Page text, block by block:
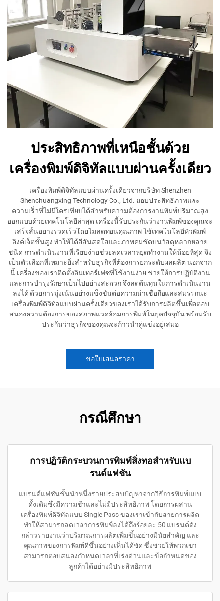
ประสิทธิภาพที่เหนือชั้นด้วย
เครื่องพิมพ์ดิจิทัลแบบผ่านครั้งเดียว
เครื่องพิมพ์ดิจิทัลแบบผ่านครั้งเดียวจากบริษัท Shenzhen
Shenchuangxing Technology Co., Ltd. มอบประสิทธิภาพและ
ความเร็วที่ไม่มีใครเทียบได้สำหรับความต้องการงานพิมพ์ปริมาณสูง
ออกแบบด้วยเทคโนโลยีล่าสุด เครื่องนี้รับประกันว่างานพิมพ์ของคุณจะ
เสร็จสิ้นอย่างรวดเร็วโดยไม่ลดทอนคุณภาพ ใช้เทคโนโลยีหัวพิมพ์
อิงค์เจ็ตขั้นสูง ทำให้ได้สีสันสดใสและภาพคมชัดบนวัสดุหลากหลาย
ชนิด การดำเนินงานที่เรียบง่ายช่วยลดเวลาหยุดทำงานให้น้อยที่สุด จึง
เป็นตัวเลือกที่เหมาะยิ่งสำหรับธุรกิจที่ต้องการยกระดับผลผลิต นอกจาก
นี้ เครื่องของเราติดตั้งอินเทอร์เฟซที่ใช้งานง่าย ช่วยให้การปฏิบัติงาน
และการบำรุงรักษาเป็นไปอย่างสะดวก จึงลดต้นทุนในการดำเนินงาน
ลงได้ ด้วยการมุ่งเน้นอย่างแข็งขันต่อความน่าเชื่อถือและสมรรถนะ
เครื่องพิมพ์ดิจิทัลแบบผ่านครั้งเดียวของเราได้รับการผลิตขึ้นเพื่อตอบ
สนองความต้องการของสภาพแวดล้อมการพิมพ์ในยุคปัจจุบัน พร้อมรับ
ประกันว่าธุรกิจของคุณจะก้าวนำคู่แข่งอยู่เสมอ
ขอใบเสนอราคา
กรณีศึกษา
การปฏิวัติกระบวนการพิมพ์สิ่งทอสำหรับแบ
รนด์แฟชัน
แบรนด์แฟชันชั้นนำหนึ่งรายประสบปัญหาจากวิธีการพิมพ์แบบ
ดั้งเดิมซึ่งมีความช้าและไม่มีประสิทธิภาพ โดยการผสาน
เครื่องพิมพ์ดิจิทัลแบบ Single Pass ของเราเข้ากับสายการผลิต
ทำให้สามารถลดเวลาการพิมพ์ลงได้ถึงร้อยละ 50 แบรนด์ดัง
กล่าวรายงานว่าปริมาณการผลิตเพิ่มขึ้นอย่างมีนัยสำคัญ และ
คุณภาพของการพิมพ์ดีขึ้นอย่างเห็นได้ชัด ซึ่งช่วยให้พวกเขา
สามารถตอบสนองกำหนดเวลาที่เร่งด่วนและข้อกำหนดของ
ลูกค้าได้อย่างมีประสิทธิภาพ